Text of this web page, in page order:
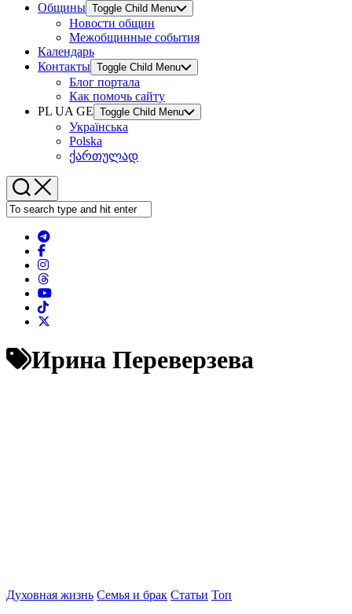
Общины Toggle Child Menu
Новости общин
Межобщинные события
Календарь
Контакты Toggle Child Menu
Блог портала
Как помочь сайту
PL UA GE Toggle Child Menu
Українська
Polska
ქართულად
Ирина Переверзева
Духовная жизнь Семья и брак Статьи Топ